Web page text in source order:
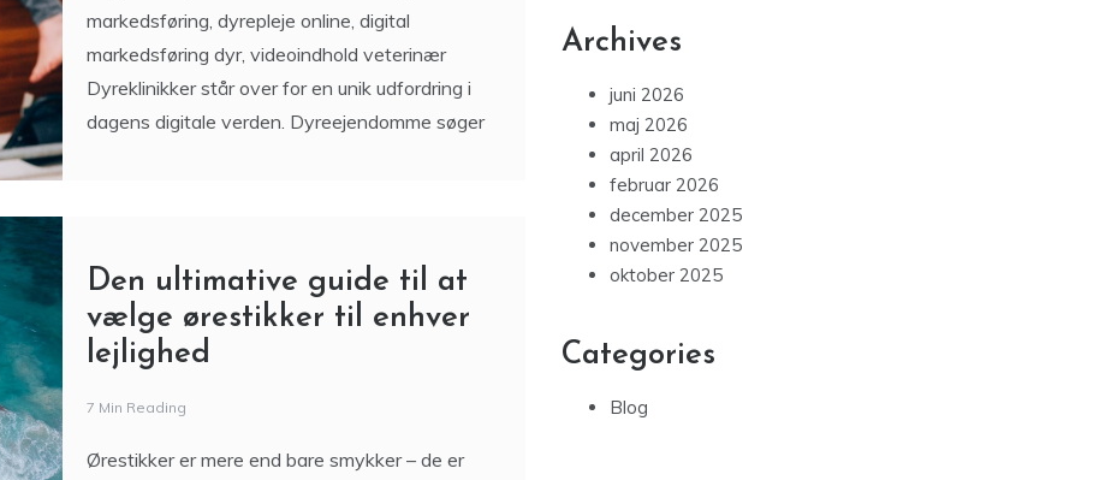
markedsføring, dyrepleje online, digital
markedsføring dyr, videoindhold veterinær
Dyreklinikker står over for en unik udfordring i
dagens digitale verden. Dyreejendomme søger
Den ultimative guide til at
vælge ørestikker til enhver
lejlighed
7 Min Reading
Ørestikker er mere end bare smykker – de er
Archives
juni 2026
maj 2026
april 2026
februar 2026
december 2025
november 2025
oktober 2025
Categories
Blog